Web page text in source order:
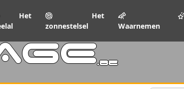
Het
Het
zonnestelsel
Waarnemen
.be